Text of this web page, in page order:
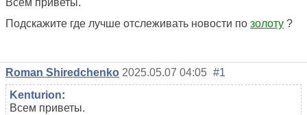
Всем приветы.
Подскажите где лучше отслеживать новости по золоту ?
Roman Shiredchenko 2025.05.07 04:05 #1
Kenturion:
Всем приветы.